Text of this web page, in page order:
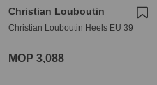
Christian Louboutin
Christian Louboutin Heels EU 39
MOP 3,088